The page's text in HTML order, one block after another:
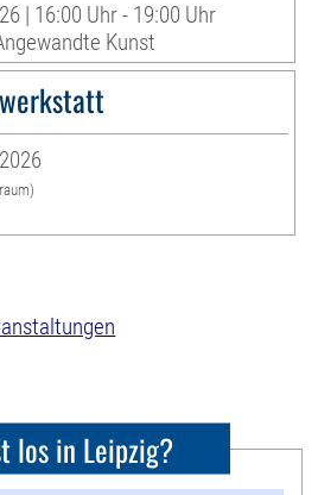
| 16:00 Uhr - 19:00 Uhr
Kunst
los in Leipzig?